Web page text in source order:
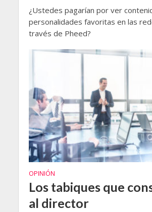
¿Ustedes pagarían por ver
personalidades favoritas en las
través de Pheed?
OPINIÓN
Los tabiques que
al director